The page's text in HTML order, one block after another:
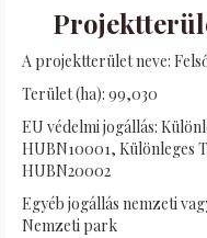
A projektterület neve:
Terület (ha): 99,030
EU védelmi jogállás:
HUBN10001, Különleges
HUBN20002
Egyéb jogállás nemzeti
Nemzeti park